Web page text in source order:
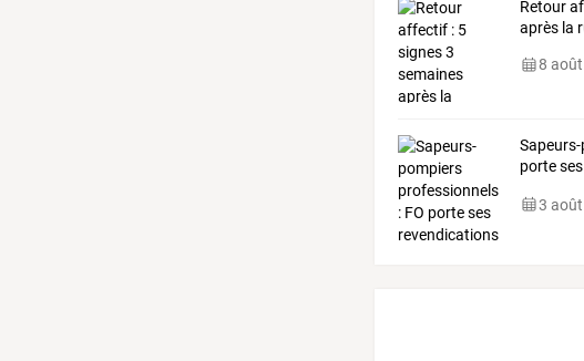
Retour
après la
8
porteses
3